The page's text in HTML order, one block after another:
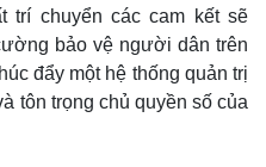
trí chuyển các cam kết sẽ
bảo vệ người dân trên
đẩy một hệ thống quản trị
tôn trọng chủ quyền số của